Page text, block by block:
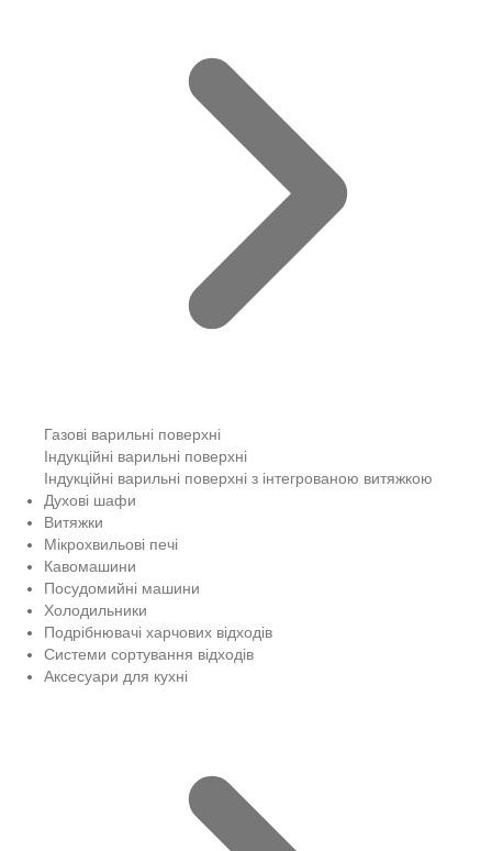
Газові варильні поверхні
Індукційні варильні поверхні
Індукційні варильні поверхні з інтегрованою витяжкою
Духові шафи
Витяжки
Мікрохвильові печі
Кавомашини
Посудомийні машини
Холодильники
Подрібнювачі харчових відходів
Системи сортування відходів
Аксесуари для кухні